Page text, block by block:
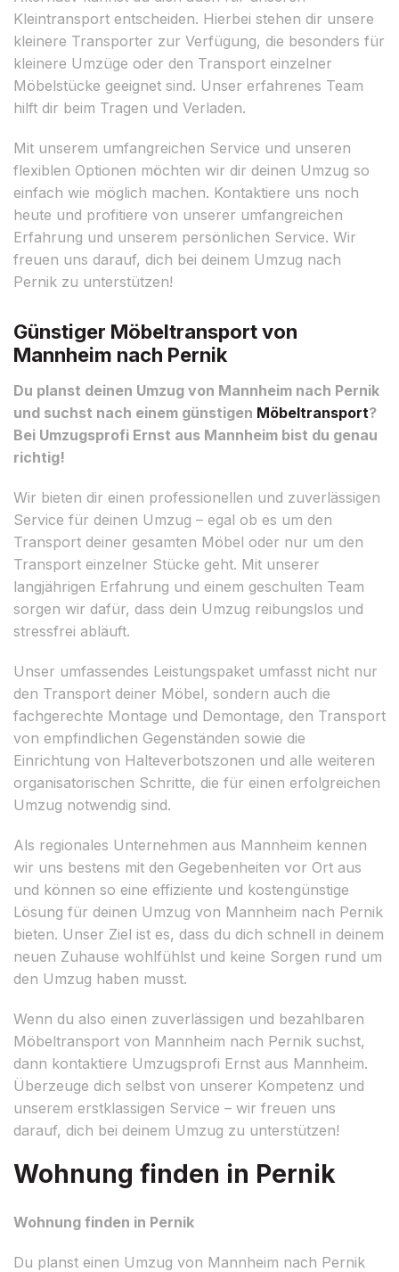
Kleintransport entscheiden. Hierbei stehen dir unsere
kleinere Transporter zur Verfügung, die besonders für
kleinere Umzüge oder den Transport einzelner
Möbelstücke geeignet sind. Unser erfahrenes Team
hilft dir beim Tragen und Verladen.
Mit unserem umfangreichen Service und unseren
flexiblen Optionen möchten wir dir deinen Umzug so
einfach wie möglich machen. Kontaktiere uns noch
heute und profitiere von unserer umfangreichen
Erfahrung und unserem persönlichen Service. Wir
freuen uns darauf, dich bei deinem Umzug nach
Pernik zu unterstützen!
Günstiger Möbeltransport von
Mannheim nach Pernik
Du planst deinen Umzug von Mannheim nach Pernik
und suchst nach einem günstigen Möbeltransport?
Bei Umzugsprofi Ernst aus Mannheim bist du genau
richtig!
Wir bieten dir einen professionellen und zuverlässigen
Service für deinen Umzug – egal ob es um den
Transport deiner gesamten Möbel oder nur um den
Transport einzelner Stücke geht. Mit unserer
langjährigen Erfahrung und einem geschulten Team
sorgen wir dafür, dass dein Umzug reibungslos und
stressfrei abläuft.
Unser umfassendes Leistungspaket umfasst nicht nur
den Transport deiner Möbel, sondern auch die
fachgerechte Montage und Demontage, den Transport
von empfindlichen Gegenständen sowie die
Einrichtung von Halteverbotszonen und alle weiteren
organisatorischen Schritte, die für einen erfolgreichen
Umzug notwendig sind.
Als regionales Unternehmen aus Mannheim kennen
wir uns bestens mit den Gegebenheiten vor Ort aus
und können so eine effiziente und kostengünstige
Lösung für deinen Umzug von Mannheim nach Pernik
bieten. Unser Ziel ist es, dass du dich schnell in deinem
neuen Zuhause wohlfühlst und keine Sorgen rund um
den Umzug haben musst.
Wenn du also einen zuverlässigen und bezahlbaren
Möbeltransport von Mannheim nach Pernik suchst,
dann kontaktiere Umzugsprofi Ernst aus Mannheim.
Überzeuge dich selbst von unserer Kompetenz und
unserem erstklassigen Service – wir freuen uns
darauf, dich bei deinem Umzug zu unterstützen!
Wohnung finden in Pernik
Wohnung finden in Pernik
Du planst einen Umzug von Mannheim nach Pernik